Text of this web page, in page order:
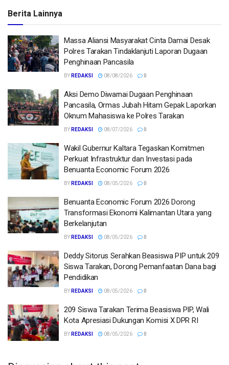
Berita Lainnya
Massa Aliansi Masyarakat Cinta Damai Desak
Polres Tarakan Tindaklanjuti Laporan Dugaan
Penghinaan Pancasila
BY REDAKSI 08/08/2026 0
Aksi Demo Diwarnai Dugaan Penghinaan
Pancasila, Ormas Jubah Hitam Gepak Laporkan
Oknum Mahasiswa ke Polres Tarakan
BY REDAKSI 08/07/2026 0
Wakil Gubernur Kaltara Tegaskan Komitmen
Perkuat Infrastruktur dan Investasi pada
Benuanta Economic Forum 2026
BY REDAKSI 08/05/2026 0
Benuanta Economic Forum 2026 Dorong
Transformasi Ekonomi Kalimantan Utara yang
Berkelanjutan
BY REDAKSI 08/05/2026 0
Deddy Sitorus Serahkan Beasiswa PIP untuk 209
Siswa Tarakan, Dorong Pemanfaatan Dana bagi
Pendidikan
BY REDAKSI 08/05/2026 0
209 Siswa Tarakan Terima Beasiswa PIP, Wali
Kota Apresiasi Dukungan Komisi X DPR RI
BY REDAKSI 08/05/2026 0